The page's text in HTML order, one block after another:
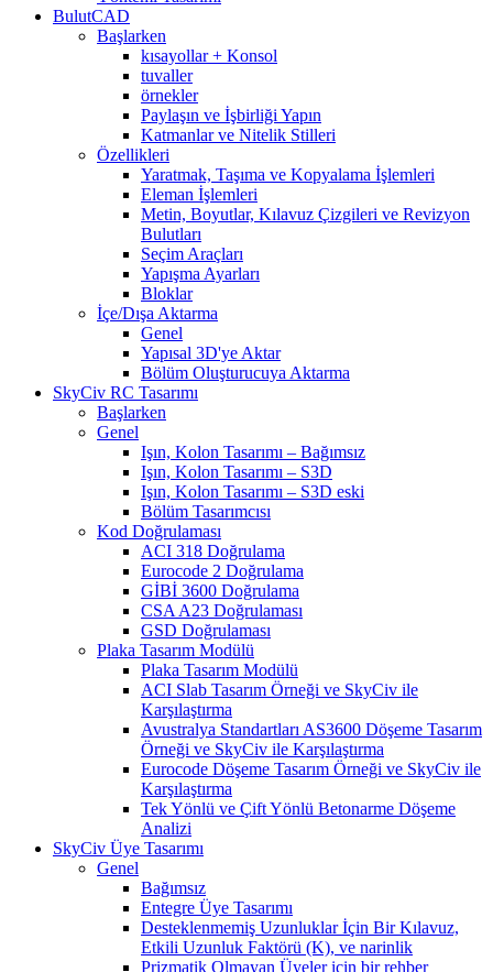
BulutCAD
Başlarken
kısayollar + Konsol
tuvaller
örnekler
Paylaşın ve İşbirliği Yapın
Katmanlar ve Nitelik Stilleri
Özellikleri
Yaratmak, Taşıma ve Kopyalama İşlemleri
Eleman İşlemleri
Metin, Boyutlar, Kılavuz Çizgileri ve Revizyon
Bulutları
Seçim Araçları
Yapışma Ayarları
Bloklar
İçe/Dışa Aktarma
Genel
Yapısal 3D'ye Aktar
Bölüm Oluşturucuya Aktarma
SkyCiv RC Tasarımı
Başlarken
Genel
Işın, Kolon Tasarımı – Bağımsız
Işın, Kolon Tasarımı – S3D
Işın, Kolon Tasarımı – S3D eski
Bölüm Tasarımcısı
Kod Doğrulaması
ACI 318 Doğrulama
Eurocode 2 Doğrulama
GİBİ 3600 Doğrulama
CSA A23 Doğrulaması
GSD Doğrulaması
Plaka Tasarım Modülü
Plaka Tasarım Modülü
ACI Slab Tasarım Örneği ve SkyCiv ile
Karşılaştırma
Avustralya Standartları AS3600 Döşeme Tasarım
Örneği ve SkyCiv ile Karşılaştırma
Eurocode Döşeme Tasarım Örneği ve SkyCiv ile
Karşılaştırma
Tek Yönlü ve Çift Yönlü Betonarme Döşeme
Analizi
SkyCiv Üye Tasarımı
Genel
Bağımsız
Entegre Üye Tasarımı
Desteklenmemiş Uzunluklar İçin Bir Kılavuz,
Etkili Uzunluk Faktörü (K), ve narinlik
Prizmatik Olmayan Üyeler için bir rehber